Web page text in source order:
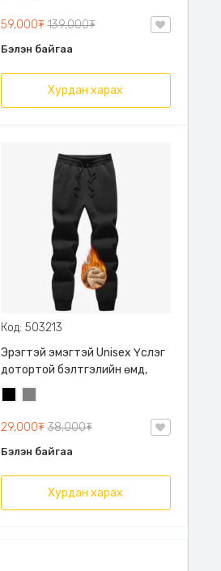
59,000₮139,000₮
Бэлэн байгаа
Хурдан харах
Код: 503213
Эрэгтэй эмэгтэй Unisex Үслэг
дотортой бэлтгэлийн өмд,
29,000₮38,000₮
Бэлэн байгаа
Хурдан харах